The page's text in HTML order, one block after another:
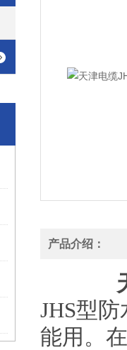
产品介绍：
JHS型
能用。